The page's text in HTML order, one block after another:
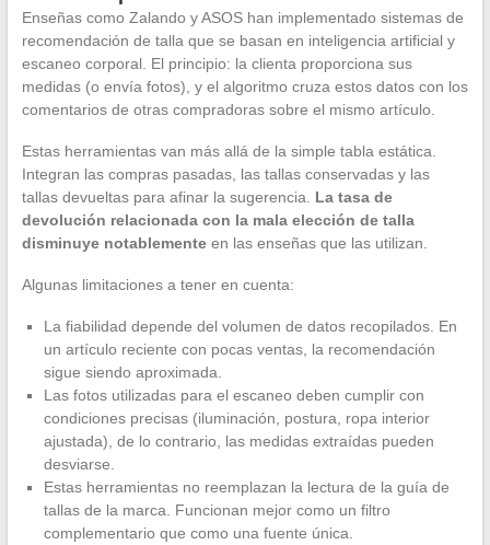
Enseñas como Zalando y ASOS han implementado sistemas de
recomendación de talla que se basan en inteligencia artificial y
escaneo corporal. El principio: la clienta proporciona sus
medidas (o envía fotos), y el algoritmo cruza estos datos con los
comentarios de otras compradoras sobre el mismo artículo.
Estas herramientas van más allá de la simple tabla estática.
Integran las compras pasadas, las tallas conservadas y las
tallas devueltas para afinar la sugerencia. La tasa de
devolución relacionada con la mala elección de talla
disminuye notablementeen las enseñas que las utilizan.
Algunas limitaciones a tener en cuenta:
La fiabilidad depende del volumen de datos recopilados. En
un artículo reciente con pocas ventas, la recomendación
sigue siendo aproximada.
Las fotos utilizadas para el escaneo deben cumplir con
condiciones precisas (iluminación, postura, ropa interior
ajustada), de lo contrario, las medidas extraídas pueden
desviarse.
Estas herramientas no reemplazan la lectura de la guía de
tallas de la marca. Funcionan mejor como un filtro
complementario que como una fuente única.